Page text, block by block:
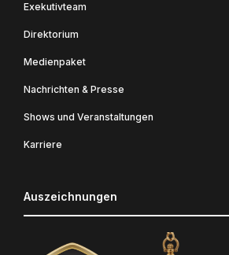
Exekutivteam
Direktorium
Medienpaket
Nachrichten & Presse
Shows und Veranstaltungen
Karriere
Auszeichnungen